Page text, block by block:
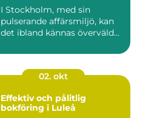
personlig service
I Stockholm, med sin
pulserande affärsmiljö, kan
det ibland kännas överväld...
02. okt
Effektiv och pålitlig
bokföring i Luleå